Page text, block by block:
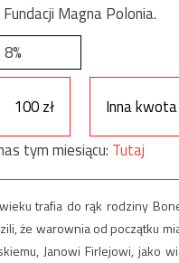
Magna Polonia.
8%
100 zł
Inna kwota
tym miesiącu: Tutaj
trafia do rąk rodziny
że warownia od początku
Janowi Firlejowi, ja­ko